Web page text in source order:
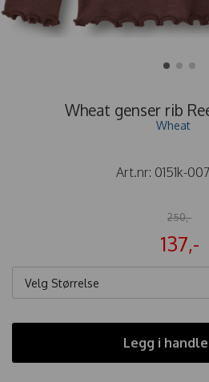
Wheat genser rib
Wheat
Art.nr: 0151k-
250,-
137,-
Velg Størrelse
Legg i